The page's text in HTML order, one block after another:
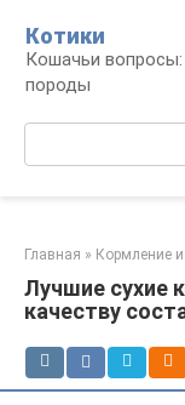
контенту
Котики
Кошачьи
породы
Главная » Кормление
Лучшие сухие
качеству